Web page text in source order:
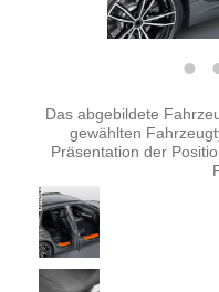
Das abgebildete
gewählten
Präsentation der